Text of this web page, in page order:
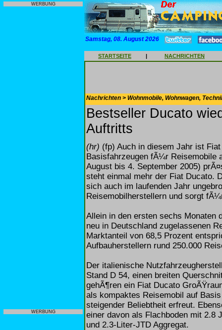
WERBUNG
WERBUNG
Samstag, 08. August 2026
STARTSEITE | NACHRICHTEN
Nachrichten > Wohnmobile, Wohnwagen,
Bestseller Ducato
Auftritts
(hr) (fp) Auch in diesem Jahr ist
Basisfahrzeugen fÃ¼r Reisemobile
August bis 4. September 2005)
steht einmal mehr der Fiat Ducato.
sich auch im laufenden Jahr
Reisemobilherstellern und sorgt
Allein in den ersten sechs Monaten
neu in Deutschland zugelassenen
Marktanteil von 68,5 Prozent
Aufbauherstellern rund 250.000
Der italienische
Stand D 54, einen breiten
gehÃ¶ren ein Fiat Ducato
als kompaktes Reisemobil auf
steigender Beliebtheit erfreut.
einer davon als Flachboden mit 2.8
und 2.3-Liter-JTD Aggregat.